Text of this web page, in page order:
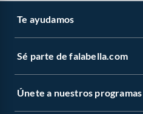
Te ayudamos
Sé parte de falabella.com
Únete a nuestros programas